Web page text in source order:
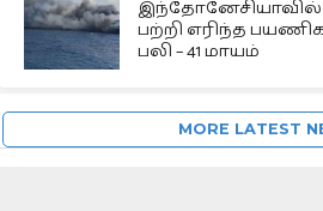
இந்தோனேசியாவில்
பற்றி எரிந்த
பலி – 41 மாயம்
MORE LATEST